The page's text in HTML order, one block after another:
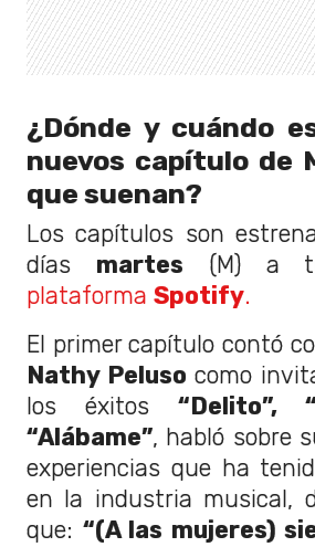
¿Dónde y cuándo
nuevos capítulo de
que suenan?
Los capítulos son
días martes (M) a
plataforma Spotify.
El primer capítulo contó
Nathy Peluso como
los éxitos “Delito”,
“Alábame”, habló sobre
experiencias que ha
en la industria musical,
que: “(A las mujeres)